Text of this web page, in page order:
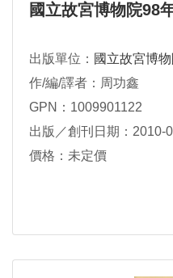
國立故宮博物院98
出版單位： 國立故宮博
作/編/譯者：周功鑫
GPN：1009901122
出版／創刊日期：2010-
價格：未定價